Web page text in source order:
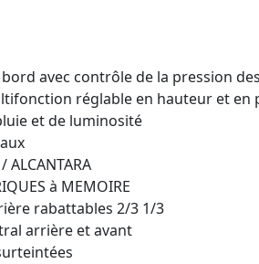
avec contrôle de la pression
réglable en hauteur et en
et de luminosité
à MEMOIRE
rabattables 2/3 1/3
arrière et avant